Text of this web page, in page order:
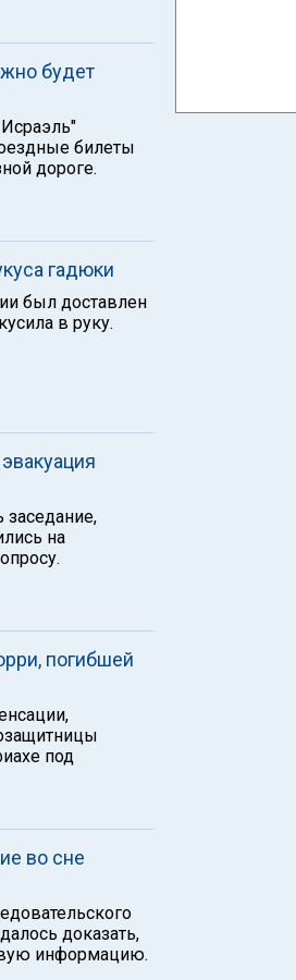
будет
билеты
дороге.
гадюки
был доставлен
в руку.
заседание,
на
погибшей
под
во сне
доказать,
информацию.